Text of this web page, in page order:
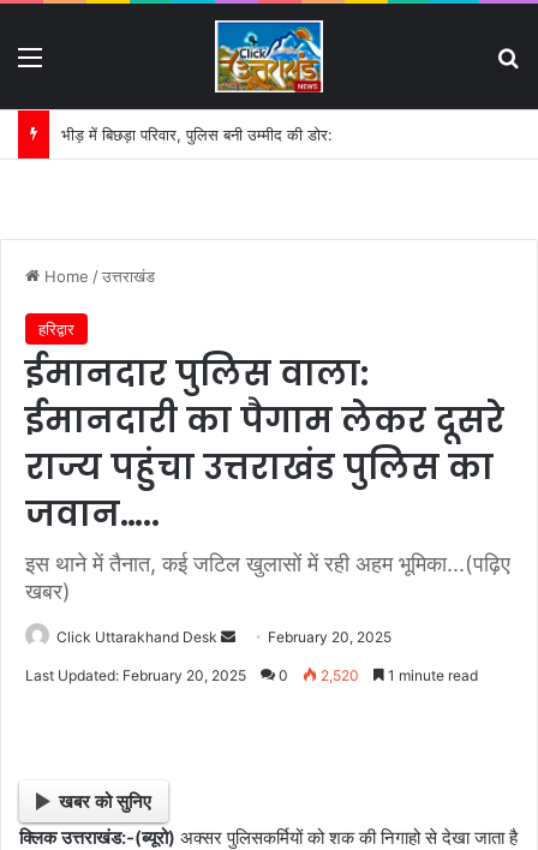
भीड़ में बिछड़ा परिवार, पुलिस बनी उम्मीद की डोर:
Home /उत्तराखंड
हरिद्वार
ईमानदार पुलिस वाला:
ईमानदारी का पैगाम लेकर दूसरे
राज्य पहुंचा उत्तराखंड पुलिस का
जवान…..
इस थाने में तैनात, कई जटिल खुलासों में रही अहम भूमिका...(पढ़िए
खबर)
Click Uttarakhand Desk
e
m
February 20, 2025
Last Updated: February 20, 2025 0 2,520 1 minute read
खबर को सुनिए
क्लिक उत्तराखंड:-(ब्यूरो) अक्सर पुलिसकर्मियों को शक की निगाहो से देखा जाता है